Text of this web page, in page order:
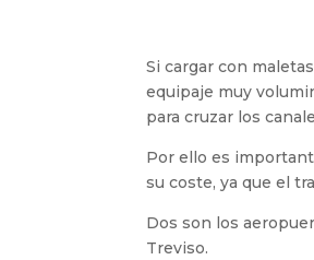
Si cargar con
equipaje muy
para cruzar los
Por ello es
su coste, ya que el
Dos son los
Treviso.